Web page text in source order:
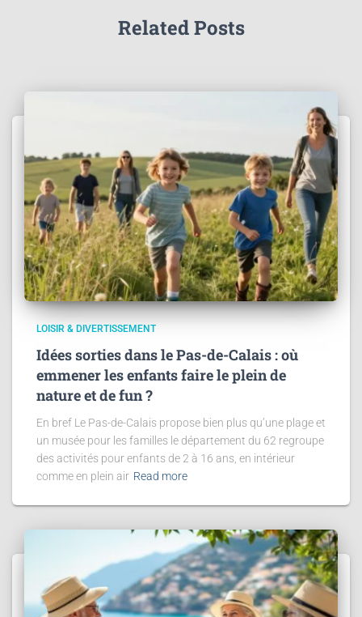
Related Posts
LOISIR & DIVERTISSEMENT
Idées sorties dans le Pas-de-Calais : où
emmener les enfants faire le plein de
nature et de fun ?
En bref Le Pas-de-Calais propose bien plus qu’une plage et
un musée pour les familles le département du 62 regroupe
des activités pour enfants de 2 à 16 ans, en intérieur
comme en plein air Read more